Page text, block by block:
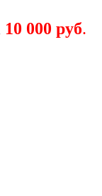
10 000 руб.